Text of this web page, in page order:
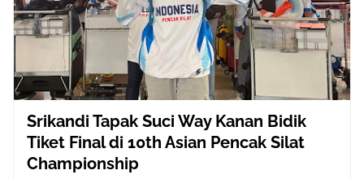
Srikandi Tapak Suci Way Kanan Bidik
Tiket Final di 10th Asian Pencak Silat
Championship